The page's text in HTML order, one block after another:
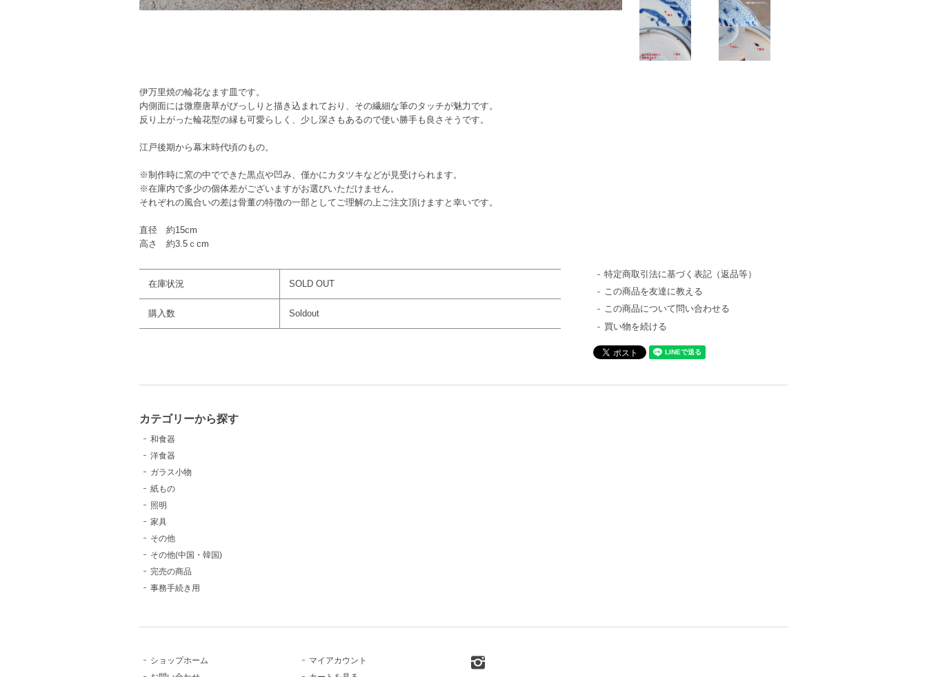
伊万里焼の輪花なます皿です。
内側面には微塵唐草がびっしりと描き込まれており、その繊細な筆のタッチが魅力です。
反り上がった輪花型の縁も可愛らしく、少し深さもあるので使い勝手も良さそうです。
江戸後期から幕末時代頃のもの。
※制作時に窯の中でできた黒点や凹み、僅かにカタツキなどが見受けられます。
※在庫内で多少の個体差がございますがお選びいただけません。
それぞれの風合いの差は骨董の特徴の一部としてご理解の上ご注文頂けますと幸いです。
直径 約15cm
高さ 約3.5ｃcm
在庫状況 SOLD OUT
購入数 Soldout
特定商取引法に基づく表記（返品等）
この商品を友達に教える
この商品について問い合わせる
買い物を続ける
カテゴリーから探す
和食器
洋食器
ガラス小物
紙もの
照明
家具
その他
その他(中国・韓国)
完売の商品
事務手続き用
ショップホーム
マイアカウント